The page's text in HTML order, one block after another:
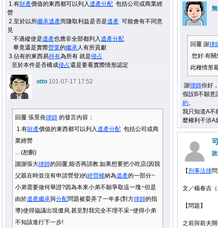
回覆 謝律
您好:有
此種情形
謝律師你好
假設B不願意
約。
我只知道A不
麼權利干涉A
1.有財產價值的東西都可以列入遺產分配 包括公司或商業經
營
2.至於以所繼承遺產而賺取利益是否是遺產 可能會有不同意
見
不過縱使是遺產也應非全部都列入遺產分配
畢竟還是實際營業的繼承人有所貢獻
3.佔有的東西易持有為所有 就是侵占
至於本件是否構成侵占還是要看實際情形認定
otto 101-07-17 17:52
回覆 張景堯律師 的發言內容：
1.有財產價值的東西都可以列入遺產分配 包括公司或商
業經營
... (恕刪)
謝謝張大律師的回覆;能否再請教:如果想要把小吃店(因我
父親在時並沒有申請營登)的經營權納為遺產的一部分~
小弟需要做何舉證?因為本來小弟不願爭取這一塊~但是
由於遺產繼承與分配問題被耍弄了一年多(對方律師的指
導)使得協議出現僵局,甚至對我完全不理不采~使得小弟
不知該進行下一步!
【刑事法律
文／楊春吉
【問題】
之前與前夫